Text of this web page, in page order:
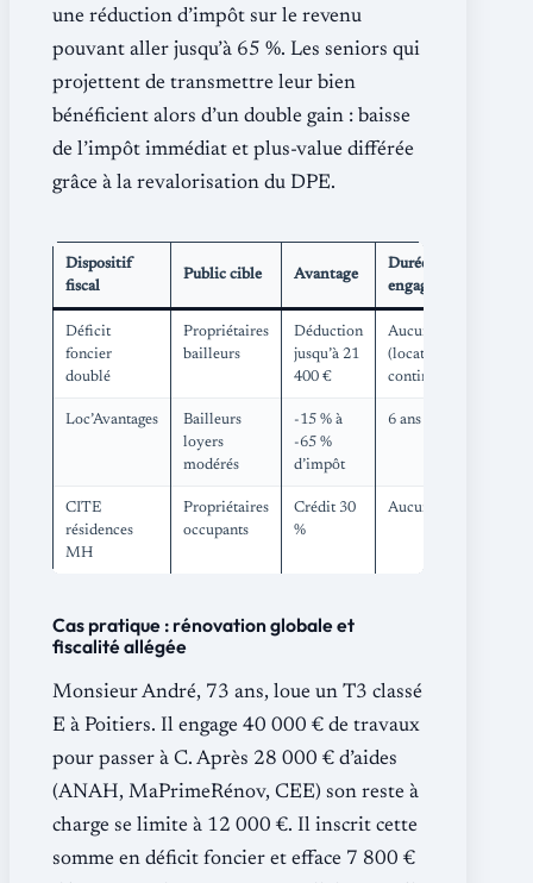
une réduction d’impôt sur le revenu
pouvant aller jusqu’à 65 %. Les seniors qui
projettent de transmettre leur bien
bénéficient alors d’un double gain : baisse
de l’impôt immédiat et plus-value différée
grâce à la revalorisation du DPE.
Dispositif
fiscal
Public cible Avantage
Durée
engagement
Déficit
foncier
doublé
Propriétaires
bailleurs
Déduction
jusqu’à 21
400 €
Aucun
(location
continue)
Loc’Avantages
Bailleurs
loyers
modérés
-15 % à
-65 %
d’impôt
6 ans
CITE
résidences
MH
Propriétaires
occupants
Crédit 30
%
Aucun
Cas pratique : rénovation globale et
fiscalité allégée
Monsieur André, 73 ans, loue un T3 classé
E à Poitiers. Il engage 40 000 € de travaux
pour passer à C. Après 28 000 € d’aides
(ANAH, MaPrimeRénov, CEE) son reste à
charge se limite à 12 000 €. Il inscrit cette
somme en déficit foncier et efface 7 800 €